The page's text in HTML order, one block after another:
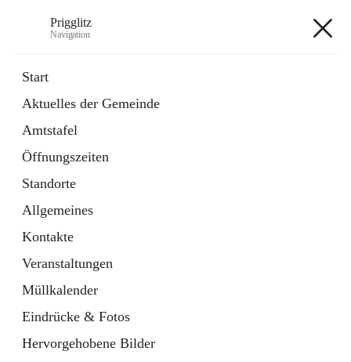
Prigglitz
Navigation
Start
Aktuelles der Gemeinde
Amtstafel
Öffnungszeiten
Standorte
Allgemeines
Kontakte
Veranstaltungen
Müllkalender
Eindrücke & Fotos
Hervorgehobene Bilder
Externe Webseite
in
Tab
Gemeindezeitung
Ordner
öffnet
in
neuem
Tab
Hauptadresse